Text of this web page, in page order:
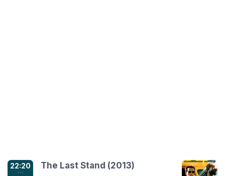
22:20
… The Last Stand (2013)